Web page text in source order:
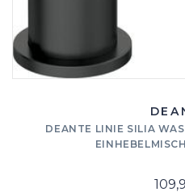
DEANTE LINIE SILIA